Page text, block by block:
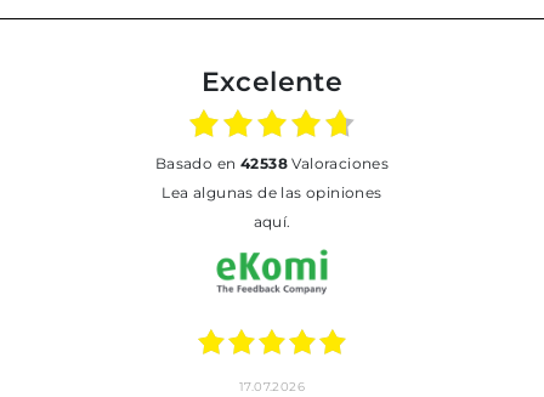
Excelente
basado en 42538Valoraciones
Lea algunas de las opiniones
aquí.
17.07.2026